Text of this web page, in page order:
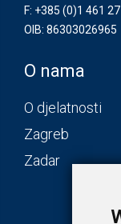
F: +385 (0)1 461
OIB: 86303026965
O nama
O djelatnosti
Zagreb
Zadar